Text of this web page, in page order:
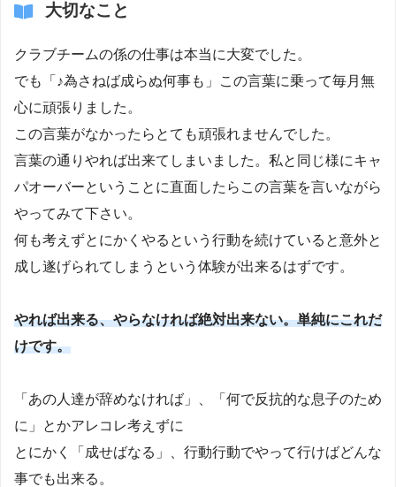
大切なこと
クラブチームの係の仕事は本当に大変でした。
でも「♪為さねば成らぬ何事も」この言葉に乗って毎月無
心に頑張りました。
この言葉がなかったらとても頑張れませんでした。
言葉の通りやれば出来てしまいました。私と同じ様にキャ
パオーバーということに直面したらこの言葉を言いながら
やってみて下さい。
何も考えずとにかくやるという行動を続けていると意外と
成し遂げられてしまうという体験が出来るはずです。
やれば出来る、やらなければ絶対出来ない。単純にこれだ
けです。
「あの人達が辞めなければ」、「何で反抗的な息子のため
に」とかアレコレ考えずに
とにかく「成せばなる」、行動行動でやって行けばどんな
事でも出来る。